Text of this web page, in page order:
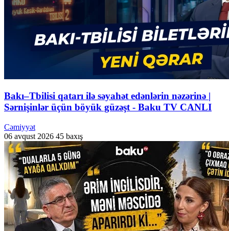
Bakı–Tbilisi qatarı ilə səyahət edənlərin nəzərinə |
Sərnişinlər üçün böyük güzəşt - Baku TV CANLI
Cəmiyyət
06 avqust 2026 45 baxış